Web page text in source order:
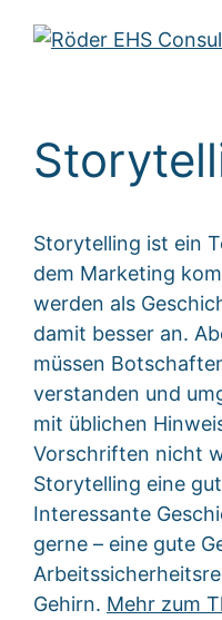
Inhalt
Storytelling ist ein
dem Marketing
werden als
damit besser an.
müssen
verstanden und
mit üblichen
Vorschriften nicht
Storytelling eine
Interessante
gerne – eine gute
Gehirn. Mehr zum